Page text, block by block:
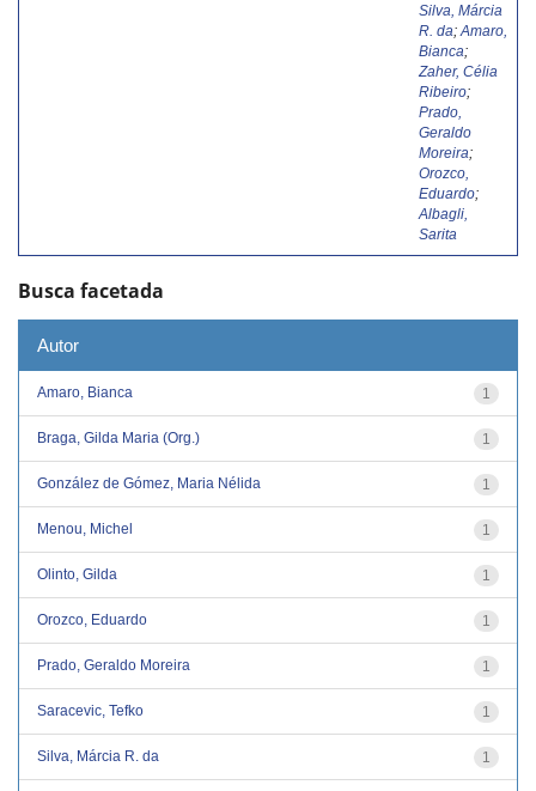
Silva, Márcia
R. da; Amaro,
Bianca;
Zaher, Célia
Ribeiro;
Prado,
Geraldo
Moreira;
Orozco,
Eduardo;
Albagli,
Sarita
Busca facetada
Autor
1
Amaro, Bianca
1
Braga, Gilda Maria (Org.)
1
González de Gómez, Maria Nélida
1
Menou, Michel
1
Olinto, Gilda
1
Orozco, Eduardo
1
Prado, Geraldo Moreira
1
Saracevic, Tefko
1
Silva, Márcia R. da